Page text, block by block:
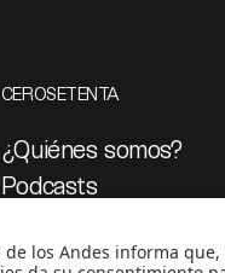
CEROSETENTA
¿Quiénes somos?
Podcasts
Proyectos 070